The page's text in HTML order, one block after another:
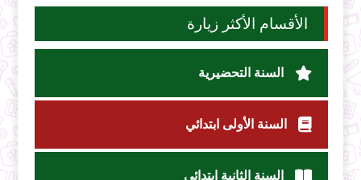
الأقسام الأكثر زيارة
السنة التحضيرية
السنة الأولى ابتدائي
السنة الثانية ابتدائي